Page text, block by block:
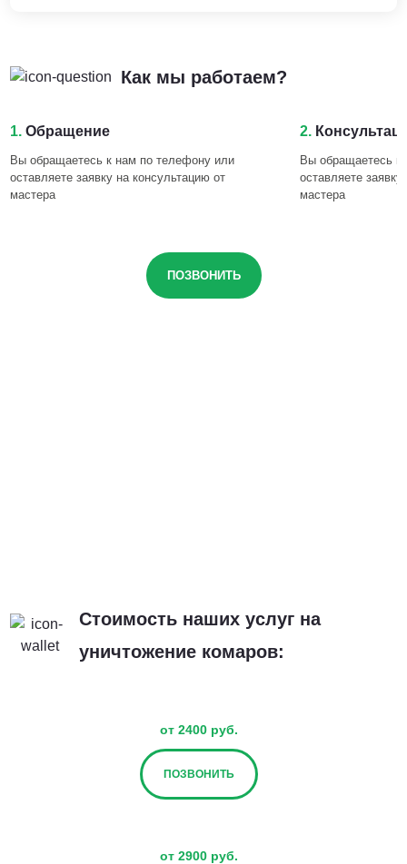
Как мы работаем?
1. Обращение
Вы обращаетесь к нам по телефону или
оставляете заявку на консультацию от
мастера
2.
Вы обращаетесь
оставляете
мастера
ПОЗВОНИТЬ
Стоимость наших услуг на
уничтожение комаров:
от 2400 руб.
ПОЗВОНИТЬ
от 2900 руб.